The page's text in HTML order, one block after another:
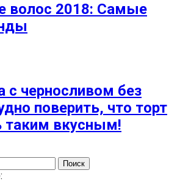
волос 2018: Самые
с черносливом без
поверить, что торт
вкусным!